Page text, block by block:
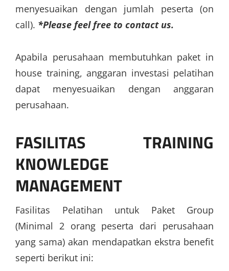
menyesuaikan dengan jumlah peserta (on
call). *Please feel free to contact us.
Apabila perusahaan membutuhkan paket in
house training, anggaran investasi pelatihan
dapat menyesuaikan dengan anggaran
perusahaan.
FASILITAS TRAINING
KNOWLEDGE
MANAGEMENT
Fasilitas Pelatihan untuk Paket Group
(Minimal 2 orang peserta dari perusahaan
yang sama) akan mendapatkan ekstra benefit
seperti berikut ini: